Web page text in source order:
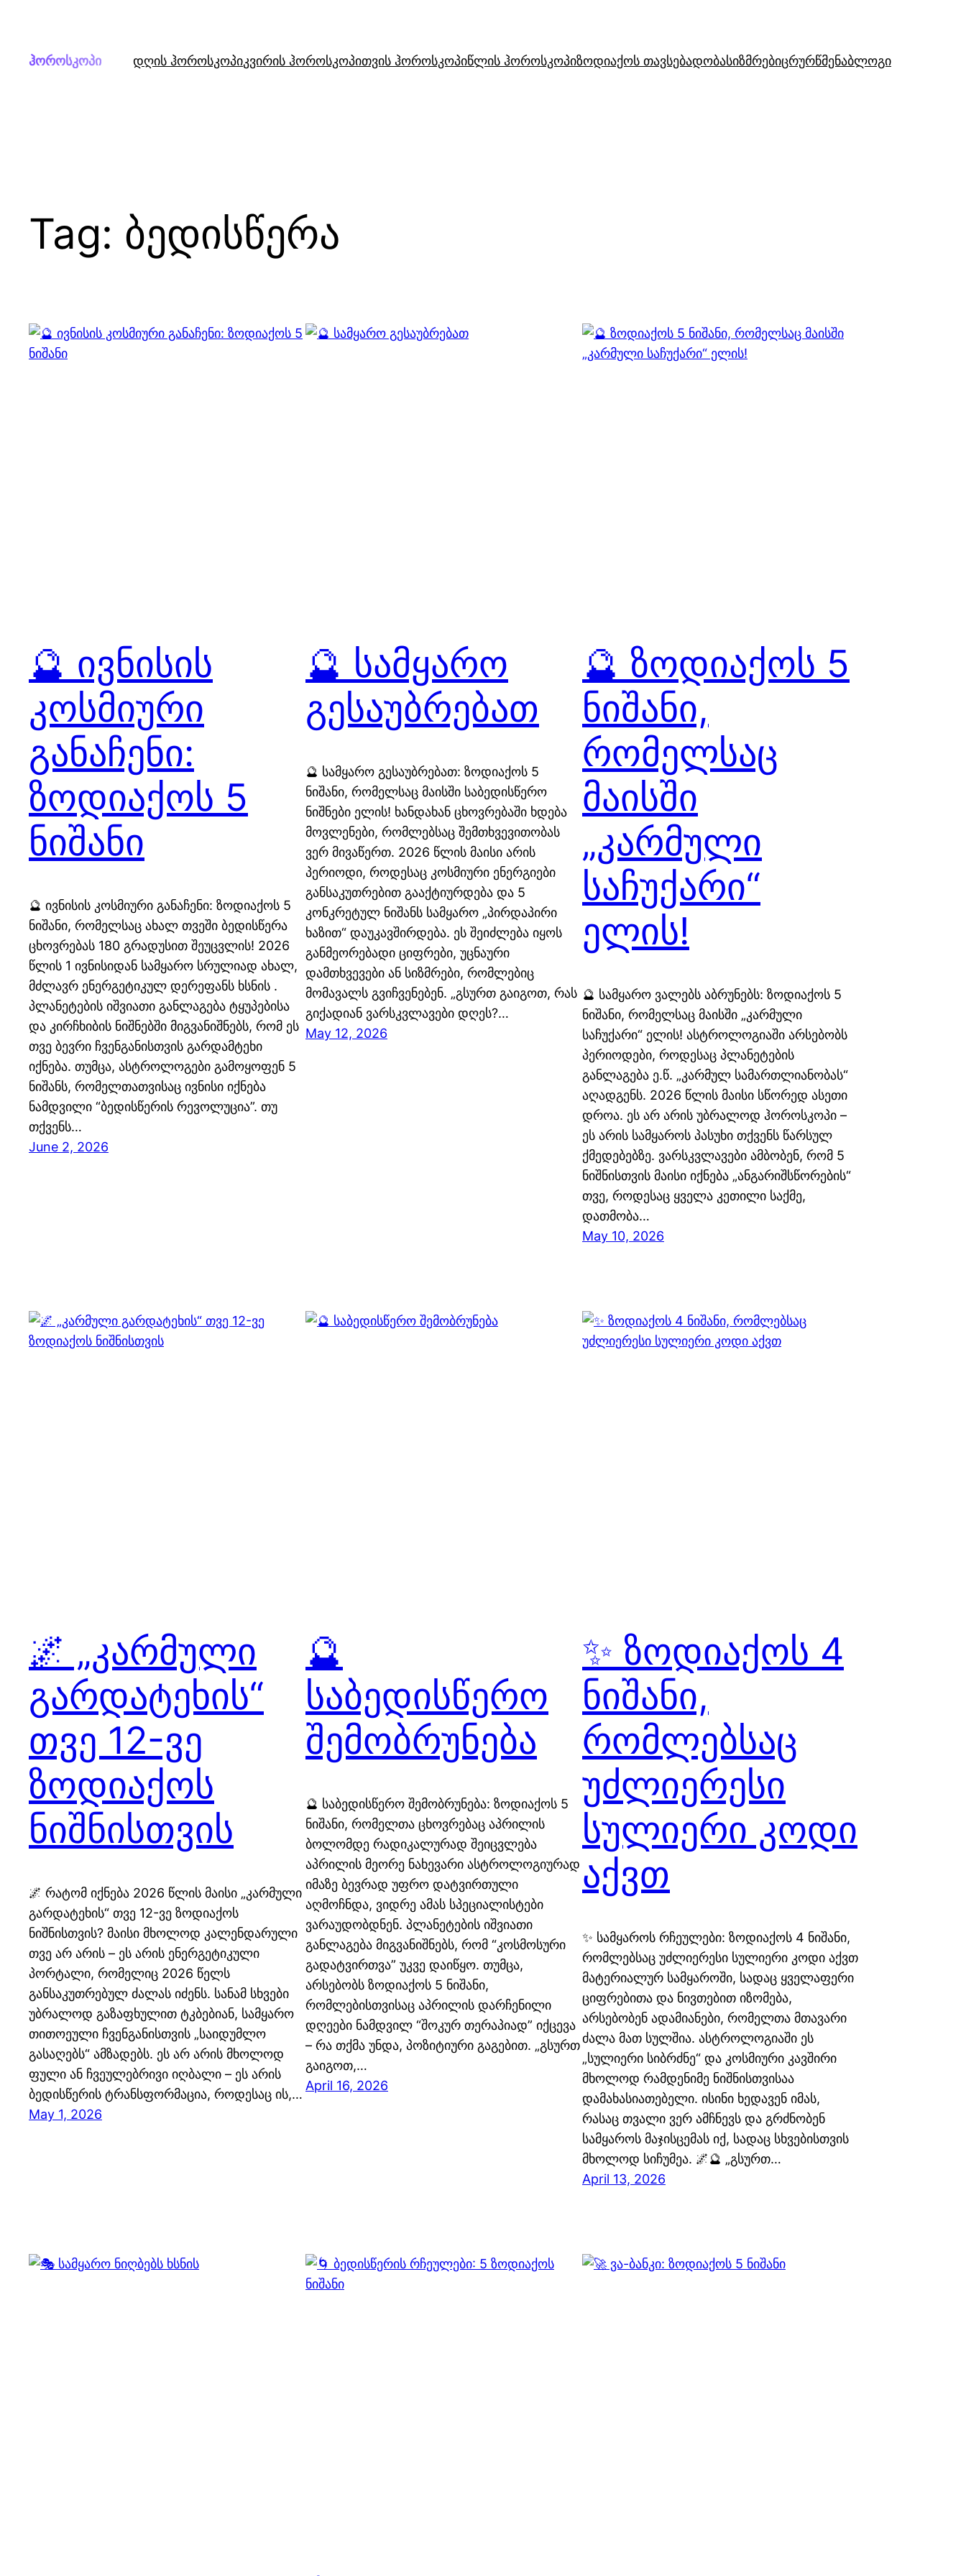
content
ჰოროსკოპი დღის ჰოროსკოპიკვირის ჰოროსკოპითვის ჰოროსკოპიწლის ჰოროსკოპიზოდიაქოს თავსებადობასიზმრებიცრურწმენაბლოგი
Tag: ბედისწერა
🔮 ივნისის
კოსმიური
განაჩენი:
ზოდიაქოს 5
ნიშანი
🔮 ივნისის კოსმიური განაჩენი: ზოდიაქოს 5
ნიშანი, რომელსაც ახალ თვეში ბედისწერა
ცხოვრებას 180 გრადუსით შეუცვლის! 2026
წლის 1 ივნისიდან სამყარო სრულიად ახალ,
მძლავრ ენერგეტიკულ დერეფანს ხსნის .
პლანეტების იშვიათი განლაგება ტყუპებისა
და კირჩხიბის ნიშნებში მიგვანიშნებს, რომ ეს
თვე ბევრი ჩვენგანისთვის გარდამტეხი
იქნება. თუმცა, ასტროლოგები გამოყოფენ 5
ნიშანს, რომელთათვისაც ივნისი იქნება
ნამდვილი “ბედისწერის რევოლუცია”. თუ
თქვენს…
June 2, 2026
🔮 სამყარო
გესაუბრებათ
🔮 სამყარო გესაუბრებათ: ზოდიაქოს 5
ნიშანი, რომელსაც მაისში საბედისწერო
ნიშნები ელის! ხანდახან ცხოვრებაში ხდება
მოვლენები, რომლებსაც შემთხვევითობას
ვერ მივაწერთ. 2026 წლის მაისი არის
პერიოდი, როდესაც კოსმიური ენერგიები
განსაკუთრებით გააქტიურდება და 5
კონკრეტულ ნიშანს სამყარო „პირდაპირი
ხაზით“ დაუკავშირდება. ეს შეიძლება იყოს
განმეორებადი ციფრები, უცნაური
დამთხვევები ან სიზმრები, რომლებიც
მომავალს გვიჩვენებენ. „გსურთ გაიგოთ, რას
გიქადიან ვარსკვლავები დღეს?…
May 12, 2026
🔮 ზოდიაქოს 5
ნიშანი,
რომელსაც
მაისში
„კარმული
საჩუქარი“
ელის!
🔮 სამყარო ვალებს აბრუნებს: ზოდიაქოს 5
ნიშანი, რომელსაც მაისში „კარმული
საჩუქარი“ ელის! ასტროლოგიაში არსებობს
პერიოდები, როდესაც პლანეტების
განლაგება ე.წ. „კარმულ სამართლიანობას“
აღადგენს. 2026 წლის მაისი სწორედ ასეთი
დროა. ეს არ არის უბრალოდ ჰოროსკოპი –
ეს არის სამყაროს პასუხი თქვენს წარსულ
ქმედებებზე. ვარსკვლავები ამბობენ, რომ 5
ნიშნისთვის მაისი იქნება „ანგარიშსწორების“
თვე, როდესაც ყველა კეთილი საქმე,
დათმობა…
May 10, 2026
🌌 „კარმული
გარდატეხის“
თვე 12-ვე
ზოდიაქოს
ნიშნისთვის
🌌 რატომ იქნება 2026 წლის მაისი „კარმული
გარდატეხის“ თვე 12-ვე ზოდიაქოს
ნიშნისთვის? მაისი მხოლოდ კალენდარული
თვე არ არის – ეს არის ენერგეტიკული
პორტალი, რომელიც 2026 წელს
განსაკუთრებულ ძალას იძენს. სანამ სხვები
უბრალოდ გაზაფხულით ტკბებიან, სამყარო
თითოეული ჩვენგანისთვის „საიდუმლო
გასაღებს“ ამზადებს. ეს არ არის მხოლოდ
ფული ან ჩვეულებრივი იღბალი – ეს არის
ბედისწერის ტრანსფორმაცია, როდესაც ის,…
May 1, 2026
🔮
საბედისწერო
შემობრუნება
🔮 საბედისწერო შემობრუნება: ზოდიაქოს 5
ნიშანი, რომელთა ცხოვრებაც აპრილის
ბოლომდე რადიკალურად შეიცვლება
აპრილის მეორე ნახევარი ასტროლოგიურად
იმაზე ბევრად უფრო დატვირთული
აღმოჩნდა, ვიდრე ამას სპეციალისტები
ვარაუდობდნენ. პლანეტების იშვიათი
განლაგება მიგვანიშნებს, რომ “კოსმოსური
გადატვირთვა” უკვე დაიწყო. თუმცა,
არსებობს ზოდიაქოს 5 ნიშანი,
რომლებისთვისაც აპრილის დარჩენილი
დღეები ნამდვილ “შოკურ თერაპიად” იქცევა
– რა თქმა უნდა, პოზიტიური გაგებით. „გსურთ
გაიგოთ,…
April 16, 2026
✨ ზოდიაქოს 4
ნიშანი,
რომლებსაც
უძლიერესი
სულიერი კოდი
აქვთ
✨ სამყაროს რჩეულები: ზოდიაქოს 4 ნიშანი,
რომლებსაც უძლიერესი სულიერი კოდი აქვთ
მატერიალურ სამყაროში, სადაც ყველაფერი
ციფრებითა და ნივთებით იზომება,
არსებობენ ადამიანები, რომელთა მთავარი
ძალა მათ სულშია. ასტროლოგიაში ეს
„სულიერი სიბრძნე“ და კოსმიური კავშირი
მხოლოდ რამდენიმე ნიშნისთვისაა
დამახასიათებელი. ისინი ხედავენ იმას,
რასაც თვალი ვერ ამჩნევს და გრძნობენ
სამყაროს მაჯისცემას იქ, სადაც სხვებისთვის
მხოლოდ სიჩუმეა. 🌌🔮 „გსურთ…
April 13, 2026